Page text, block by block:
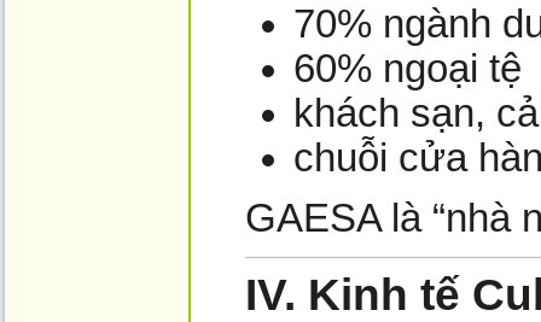
70% ngành
60% ngoại tệ
khách sạn,
chuỗi cửa
GAESA là “nhà
IV. Kinh tế